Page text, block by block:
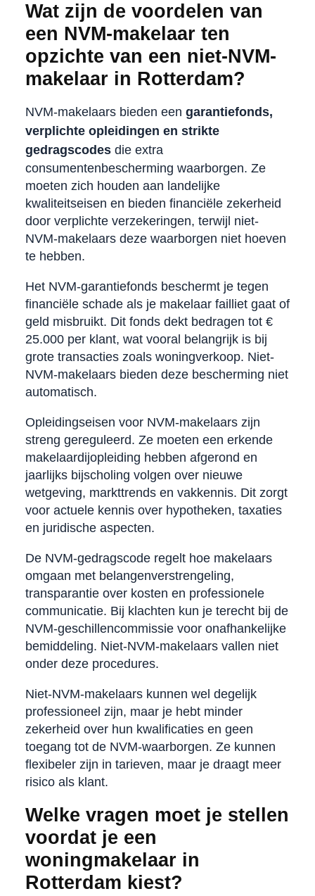
Wat zijn de voordelen van
een NVM-makelaar ten
opzichte van een niet-NVM-
makelaar in Rotterdam?
NVM-makelaars bieden een garantiefonds,
verplichte opleidingen en strikte
gedragscodesdie extra
consumentenbescherming waarborgen. Ze
moeten zich houden aan landelijke
kwaliteitseisen en bieden financiële zekerheid
door verplichte verzekeringen, terwijl niet-
NVM-makelaars deze waarborgen niet hoeven
te hebben.
Het NVM-garantiefonds beschermt je tegen
financiële schade als je makelaar failliet gaat of
geld misbruikt. Dit fonds dekt bedragen tot €
25.000 per klant, wat vooral belangrijk is bij
grote transacties zoals woningverkoop. Niet-
NVM-makelaars bieden deze bescherming niet
automatisch.
Opleidingseisen voor NVM-makelaars zijn
streng gereguleerd. Ze moeten een erkende
makelaardijopleiding hebben afgerond en
jaarlijks bijscholing volgen over nieuwe
wetgeving, markttrends en vakkennis. Dit zorgt
voor actuele kennis over hypotheken, taxaties
en juridische aspecten.
De NVM-gedragscode regelt hoe makelaars
omgaan met belangenverstrengeling,
transparantie over kosten en professionele
communicatie. Bij klachten kun je terecht bij de
NVM-geschillencommissie voor onafhankelijke
bemiddeling. Niet-NVM-makelaars vallen niet
onder deze procedures.
Niet-NVM-makelaars kunnen wel degelijk
professioneel zijn, maar je hebt minder
zekerheid over hun kwalificaties en geen
toegang tot de NVM-waarborgen. Ze kunnen
flexibeler zijn in tarieven, maar je draagt meer
risico als klant.
Welke vragen moet je stellen
voordat je een
woningmakelaar in
Rotterdam kiest?